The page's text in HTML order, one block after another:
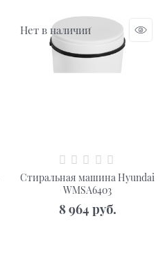
Нет в наличии
Стиральная машина Hyundai
WMSA6403
8 964 руб.